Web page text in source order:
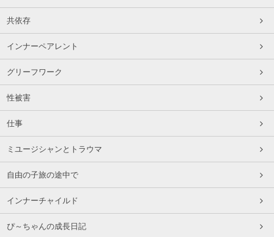
共依存
インナーペアレント
グリーフワーク
性被害
仕事
ミユージシャンとトラウマ
自由の子旅の途中で
インナーチャイルド
ぴ～ちゃんの成長日記